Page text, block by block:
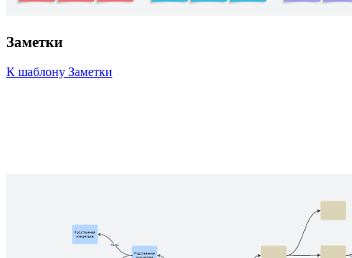
Заметки
К шаблону Заметки